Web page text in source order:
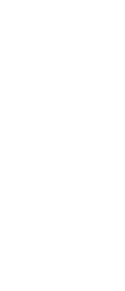
cho thuê thiết bị hệ